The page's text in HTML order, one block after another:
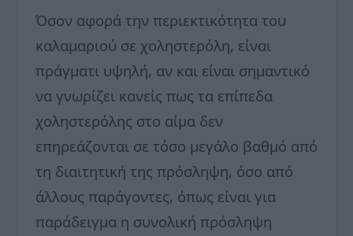
Όσον αφορά την περιεκτικότητα του
καλαμαριού σε χοληστερόλη, είναι
πράγματι υψηλή, αν και είναι σημαντικό
να γνωρίζει κανείς πως τα επίπεδα
χοληστερόλης στο αίμα δεν
επηρεάζονται σε τόσο μεγάλο βαθμό από
τη διαιτητική της πρόσληψη, όσο από
άλλους παράγοντες, όπως είναι για
παράδειγμα η συνολική πρόσληψη